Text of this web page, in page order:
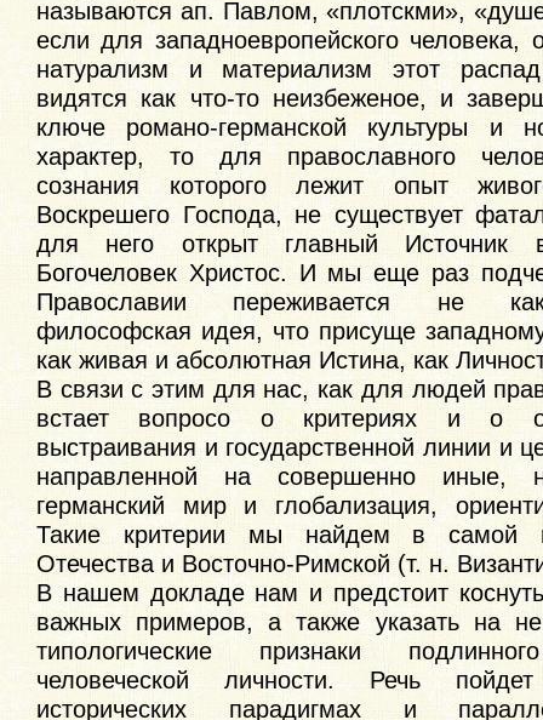
называются ап. Павлом, «плотскми»,
если для западноевропейского человека,
натурализм и материализм этот
видятся как что-то неизбеженое, и
ключе романо-германской культуры и
характер, то для православного
сознания которого лежит опыт
Воскрешего Господа, не существует
для него открыт главный Источник
Богочеловек Христос. И мы еще раз
Православии переживается не
философская идея, что присуще
как живая и абсолютная Истина, как
В связи с этим для нас, как для людей
встает вопросо о критериях и о
выстраивания и государственной линии и
направленной на совершенно иные,
германский мир и глобализация,
Такие критерии мы найдем в самой
Отечества и Восточно-Римской (т. н.
В нашем докладе нам и предстоит
важных примеров, а также указать на
типологические признаки
человеческой личности. Речь
исторических парадигмах и